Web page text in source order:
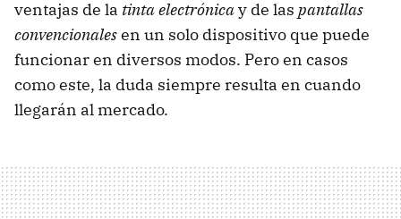
ventajas de la tinta electrónicay de las pantallas
convencionalesen un solo dispositivo que puede
funcionar en diversos modos. Pero en casos
como este, la duda siempre resulta en cuando
llegarán al mercado.